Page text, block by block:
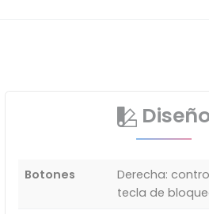
Botones
Derecha:
tecla de